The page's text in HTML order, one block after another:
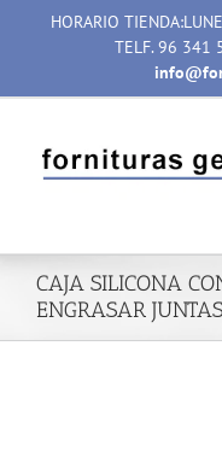
HORARIO
TELF. 96 341
CAJA SILICONA
ENGRASAR JUNTAS